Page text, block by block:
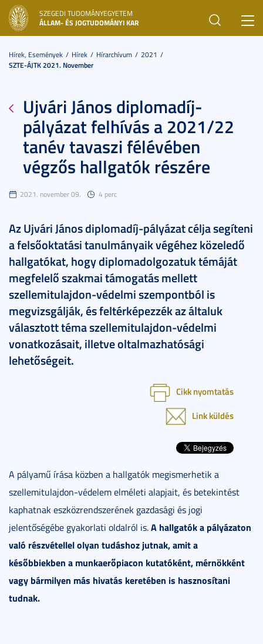
SZEGEDI TUDOMÁNYEGYETEM
ÁLLAM- ÉS JOGTUDOMÁNYI KAR
Hírek, Események Hírek Hírarchívum
2021
SZTE-ÁJTK 2021. November
Ujvári János diplomadíj-
pályázat felhívás a 2021/22
tanév tavaszi félévében
végzős hallgatók részére
2021. november 09. 4 perc
Az Ujvári János diplomadíj-pályázat célja segíteni
a felsőoktatási tanulmányaik végéhez közeledő
hallgatókat, hogy diplomadolgozatuk témáját
megfelelő szakmai támogatás mellett
szellemitulajdon-védelmi szempontból is
megvizsgálják, és feltérképezzék az általuk
választott téma szellemitulajdon-védelmi
vonatkozásait, illetve oltalmazhatósági
lehetőségeit.
Cikk nyomtatás
Link küldés
A pályamű írása közben a hallgatók megismerhetik a
szellemitulajdon-védelem elméleti alapjait, és betekintést
kaphatnak eszközrendszerének gazdasági és jogi
jelentőségébe gyakorlati oldalról is.A hallgatók a pályázaton
való részvétellel olyan tudáshoz jutnak, amit a
későbbiekben a munkaerőpiacon kutatóként, mérnökként
vagy bármilyen más hivatás keretében is hasznosítani
tudnak.